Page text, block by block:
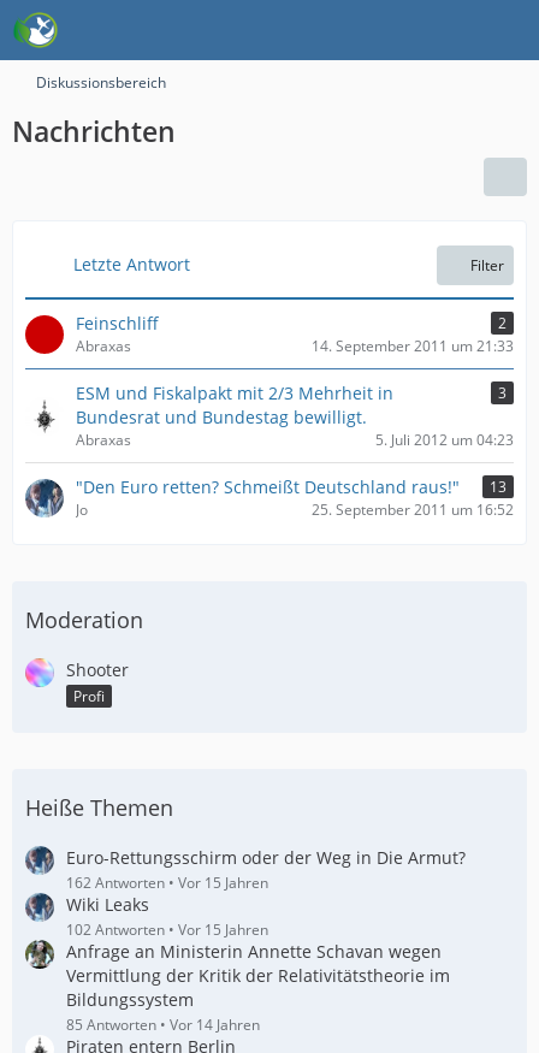
Diskussionsbereich
Nachrichten
Letzte Antwort Filter
Feinschliff
2
Abraxas
14. September 2011 um 21:33
ESM und Fiskalpakt mit 2/3 Mehrheit in
Bundesrat und Bundestag bewilligt.
3
Abraxas 5. Juli 2012 um 04:23
"Den Euro retten? Schmeißt Deutschland raus!"
13
Jo
25. September 2011 um 16:52
Moderation
Shooter
Profi
Heiße Themen
Euro-Rettungsschirm oder der Weg in Die Armut?
162 Antworten Vor 15 Jahren
Wiki Leaks
102 Antworten Vor 15 Jahren
Anfrage an Ministerin Annette Schavan wegen
Vermittlung der Kritik der Relativitätstheorie im
Bildungssystem
85 Antworten Vor 14 Jahren
Piraten entern Berlin